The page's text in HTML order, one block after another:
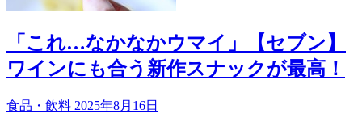
「これ…なかなかウマイ」【セブン】
ワインにも合う新作スナックが最高！
食品・飲料 2025年8月16日